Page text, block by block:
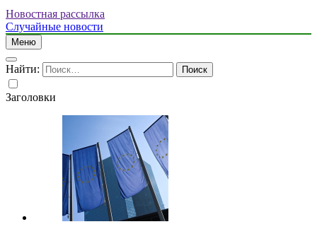
Новостная рассылка
Случайные новости
Меню
Найти:
Заголовки